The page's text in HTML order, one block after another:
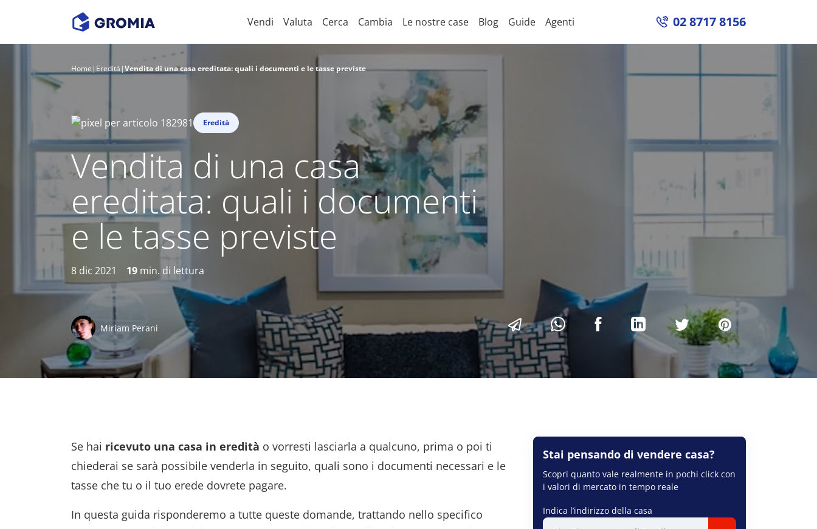
Vendi Valuta Cerca Cambia Le nostre case Blog Guide Agenti 02 8717 8156
Home | Eredità |Vendita di una casa ereditata: quali i documenti e le tasse previste
Eredità
Vendita di una casa
ereditata: quali i documenti
e le tasse previste
8 dic 2021 19 min. di lettura
Miriam Perani
Se hai ricevuto una casa in eredità o vorresti lasciarla a qualcuno, prima o poi ti
chiederai se sarà possibile venderla in seguito, quali sono i documenti necessari e le
tasse che tu o il tuo erede dovrete pagare.
In questa guida risponderemo a tutte queste domande, trattando nello specifico
Stai pensando di vendere casa?
Scopri quanto vale realmente in pochi click con
i valori di mercato in tempo reale
Indica l’indirizzo della casa